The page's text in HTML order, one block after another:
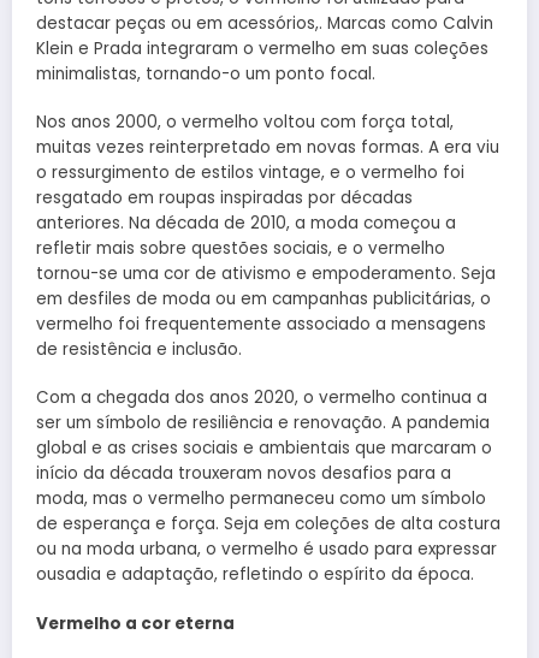
destacar peças ou em acessórios,. Marcas como Calvin
Klein e Prada integraram o vermelho em suas coleções
minimalistas, tornando-o um ponto focal.
Nos anos 2000, o vermelho voltou com força total,
muitas vezes reinterpretado em novas formas. A era viu
o ressurgimento de estilos vintage, e o vermelho foi
resgatado em roupas inspiradas por décadas
anteriores. Na década de 2010, a moda começou a
refletir mais sobre questões sociais, e o vermelho
tornou-se uma cor de ativismo e empoderamento. Seja
em desfiles de moda ou em campanhas publicitárias, o
vermelho foi frequentemente associado a mensagens
de resistência e inclusão.
Com a chegada dos anos 2020, o vermelho continua a
ser um símbolo de resiliência e renovação. A pandemia
global e as crises sociais e ambientais que marcaram o
início da década trouxeram novos desafios para a
moda, mas o vermelho permaneceu como um símbolo
de esperança e força. Seja em coleções de alta costura
ou na moda urbana, o vermelho é usado para expressar
ousadia e adaptação, refletindo o espírito da época.
Vermelho a cor eterna